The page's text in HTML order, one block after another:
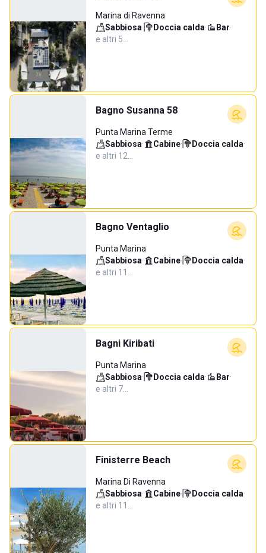
Marina di Ravenna
Sabbiosa· Doccia calda· Bar·
e altri 5…
Bagno Susanna 58
Punta Marina Terme
Sabbiosa· Cabine· Doccia calda·
e altri 12…
Bagno Ventaglio
Punta Marina
Sabbiosa· Cabine· Doccia calda·
e altri 11…
Bagni Kiribati
Punta Marina
Sabbiosa· Doccia calda· Bar·
e altri 7…
Finisterre Beach
Marina Di Ravenna
Sabbiosa· Cabine· Doccia calda·
e altri 11…